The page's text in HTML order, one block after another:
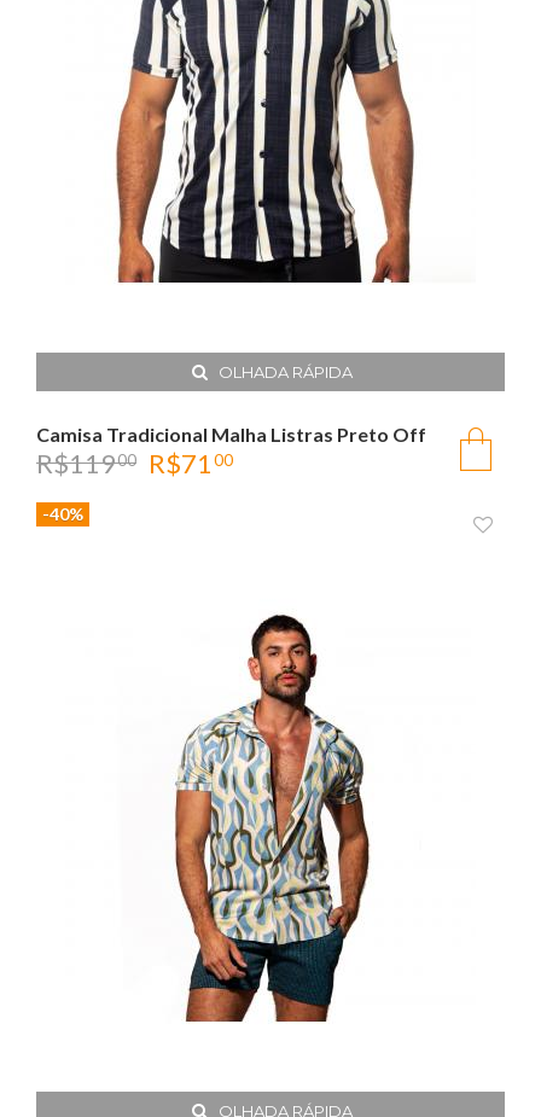
OLHADA RÁPIDA
Camisa Tradicional Malha Listras Preto Off
R$11900 R$7100
OLHADA RÁPIDA
-40%